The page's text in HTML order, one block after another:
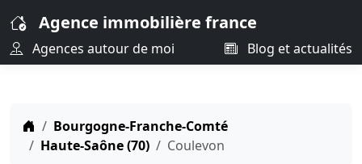
Agence immobilière france
Agences autour de moi Blog et actualités
Bourgogne-Franche-Comté
Haute-Saône (70)
Coulevon